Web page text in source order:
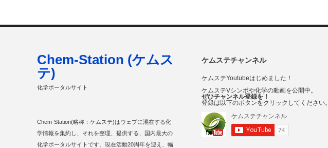
ケムステチャンネル
ケムステYoutubeはじめました！
ケムステVシンポや化学の動画を公開中。
ぜひチャンネル登録を！
登録は以下のボタンをクリックしてください。
Chem-Station (ケムス
テ)
化学ポータルサイト
Chem-Station(略称：ケムステ)はウェブに混在する化
学情報を集約し、それを整理、提供する、国内最大の
化学ポータルサイトです。現在活動20周年を迎え、幅